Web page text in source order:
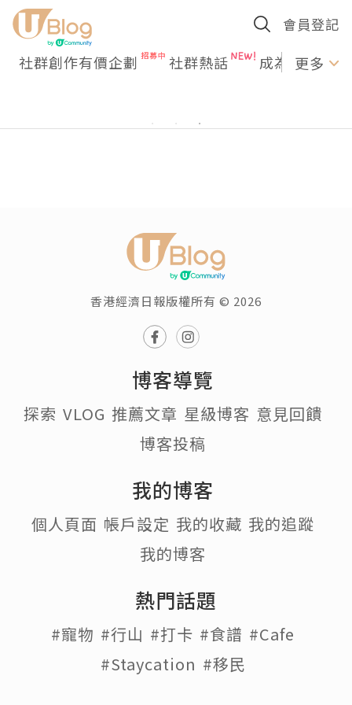
會員登記
社群創作有價企劃 社群熱話 成為U更多
香港經濟日報版權所有 © 2026
博客導覽
探索 VLOG 推薦文章 星級博客 意見回饋
博客投稿
我的博客
個人頁面 帳戶設定 我的收藏 我的追蹤
我的博客
熱門話題
#寵物 #行山 #打卡 #食譜 #Cafe
#Staycation #移民